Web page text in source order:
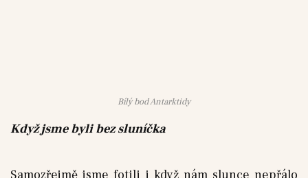
Bílý bod Antarktidy
Když jsme byli bez sluníčka